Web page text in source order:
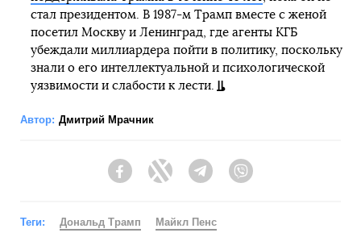
стал президентом. В 1987-м Трамп вместе с женой
посетил Москву и Ленинград, где агенты КГБ
убеждали миллиардера пойти в политику, поскольку
знали о его интеллектуальной и психологической
уязвимости и слабости к лести.
Автор: Дмитрий Мрачник
FacebookTwitter Telegram
Теги: Дональд Трамп
Майкл Пенс